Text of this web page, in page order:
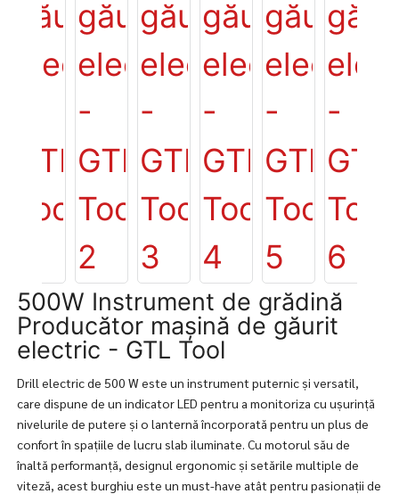
500W Instrument de grădină
Producător mașină de găurit
electric - GTL Tool
Drill electric de 500 W este un instrument puternic și versatil,
care dispune de un indicator LED pentru a monitoriza cu ușurință
nivelurile de putere și o lanternă încorporată pentru un plus de
confort în spațiile de lucru slab iluminate. Cu motorul său de
înaltă performanță, designul ergonomic și setările multiple de
viteză, acest burghiu este un must-have atât pentru pasionații de